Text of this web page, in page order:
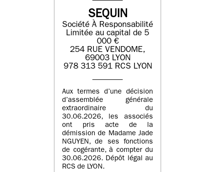
SEQUIN
Société À Responsabilité
Limitée au capital de 5
000 €
254 RUE VENDOME,
69003 LYON
978 313 591 RCS LYON
Aux termes d’une décision
d’assemblée générale
extraordinaire du
30.06.2026, les associés
ont pris acte de la
démission de Madame Jade
NGUYEN, de ses fonctions
de cogérante, à compter du
30.06.2026. Dépôt légal au
RCS de LYON.